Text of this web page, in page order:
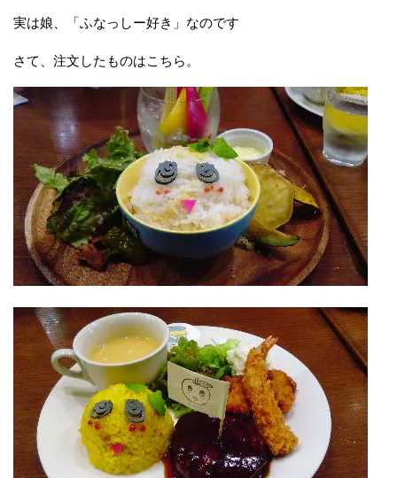
実は娘、「ふなっしー好き」なのです
さて、注文したものはこちら。